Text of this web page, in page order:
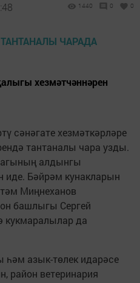
1440 0 0
хезмәтчәннәрен
сәнәгате хезмәткәрләре
тантаналы чара узды.
алдынгы
иде. Бәйрәм кунакларын
Миңнеханов
башлыгы Сергей
кукмаралылар да
азык-төлек идарәсе
район ветеринария